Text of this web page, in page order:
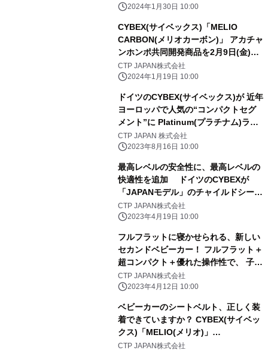
2024年1月30日 10:00
CYBEX(サイベックス)「MELIO
CARBON(メリオカーボン)」 アカチャ
ンホンポ共同開発商品を2月9日(金)に
発売
CTP JAPAN株式会社
2024年1月19日 10:00
ドイツのCYBEX(サイベックス)が 近年
ヨーロッパで人気の“コンパクトセグ
メント”に Platinum(プラチナム)ライ
ンの新製品を投入 9月2日(土)から伊
勢丹新宿店にて先行販売を開始
CTP JAPAN 株式会社
2023年8月16日 10:00
最高レベルの安全性に、最高レベルの
快適性を追加 ドイツのCYBEXが
「JAPANモデル」のチャイルドシート
SIRONA「SIRONAGi i-SIZE(シローナ
Gi i-SIZE)」を 4月26日(水)に発売
CTP JAPAN株式会社
2023年4月19日 10:00
フルフラットに寝かせられる、新しい
セカンドベビーカー！ フルフラット＋
超コンパクト＋優れた操作性で、 子ど
もにも、ペアレンツにも、それぞれの
快適を。 CYBEX(サイベックス)が新し
フェオ)」を4月19日(水)発売
CTP JAPAN株式会社
2023年4月12日 10:00
ベビーカーのシートベルト、正しく装
着できていますか？ CYBEX(サイベッ
クス)「MELIO(メリオ)」
「LIBELLE(リベル)」に 1秒でシート
CTP JAPAN株式会社